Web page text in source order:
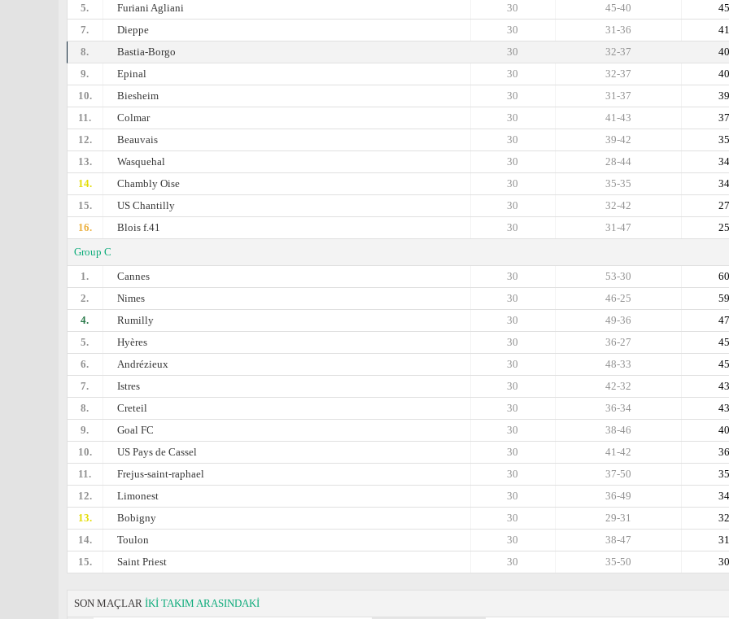
5.
Furiani Agliani 45
45-40
30
7.
Dieppe 41
31-36
30
8.
Bastia-Borgo 40
32-37
30
9.
Epinal 40
32-37
30
10.
Biesheim 39
31-37
30
11.
Colmar 37
41-43
30
12.
Beauvais 35
39-42
30
13.
Wasquehal 34
28-44
30
14.
Chambly Oise 34
35-35
30
15.
US Chantilly 27
32-42
30
16.
Blois f.41 25
31-47
30
Group C
1.
Cannes 60
53-30
30
2.
Nimes 59
46-25
30
4.
Rumilly 47
49-36
30
5.
Hyères 45
36-27
30
6.
Andrézieux 45
48-33
30
7.
Istres 43
42-32
30
8.
Creteil 43
36-34
30
9.
Goal FC 40
38-46
30
10.
US Pays de Cassel 36
41-42
30
11.
Frejus-saint-raphael 35
37-50
30
12.
Limonest 34
36-49
30
13.
Bobigny 32
29-31
30
14.
Toulon 31
38-47
30
15.
Saint Priest 30
35-50
30
SON MAÇLAR İKİ TAKIM ARASINDAKİ